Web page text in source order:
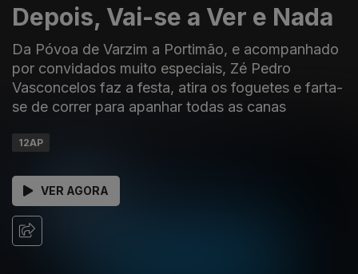
Depois, Vai-se a Ver e Nada
Da Póvoa de Varzim a Portimão, e acompanhado
por convidados muito especiais, Zé Pedro
Vasconcelos faz a festa, atira os foguetes e farta-
se de correr para apanhar todas as canas
12AP
VER AGORA